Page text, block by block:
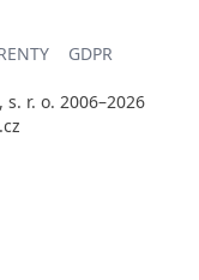
GDPR
r. o. 2006–2026